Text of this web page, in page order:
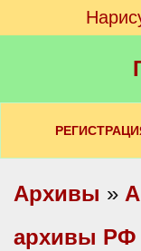
Архивы »
архивы РФ